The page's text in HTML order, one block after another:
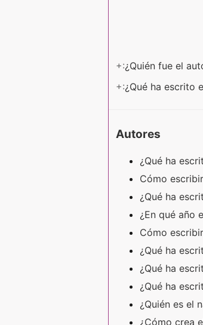
+:¿Quién fue el
+:¿Qué ha escrito
Autores
¿Qué ha
Cómo
¿Qué ha
¿En qué año
Cómo
¿Qué ha
¿Qué ha
¿Qué ha
¿Quién es el
¿Cómo crea